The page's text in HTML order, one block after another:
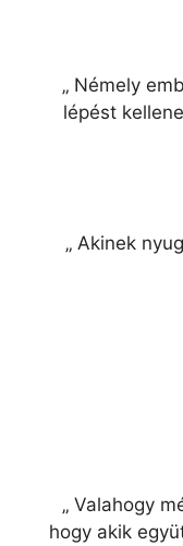
„ Némely
lépést
„ Akinek
„ Valahogy
hogy akik